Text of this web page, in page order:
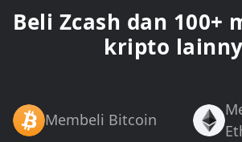
Beli Zcash dan 100+
kripto
Membeli Bitcoin